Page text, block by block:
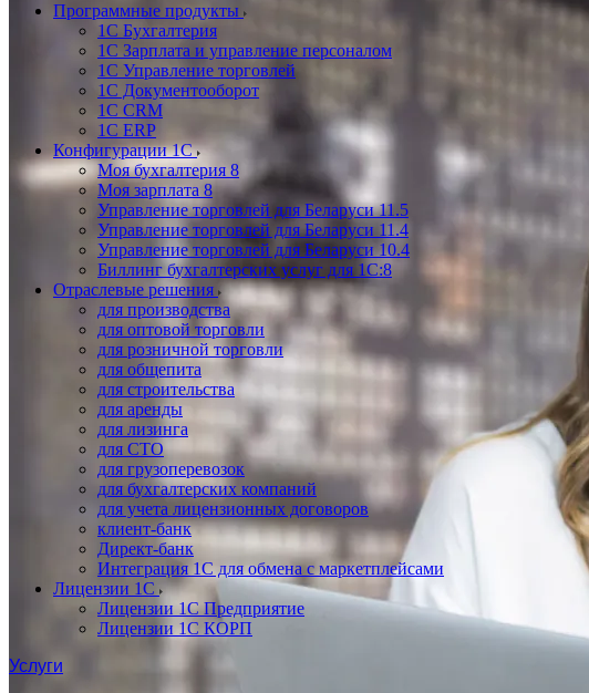
Программные продукты
1С Бухгалтерия
1С Зарплата и управление персоналом
1С Управление торговлей
1С Документооборот
1С CRM
1С ERP
Конфигурации 1С
Моя бухгалтерия 8
Моя зарплата 8
Управление торговлей для Беларуси 11.5
Управление торговлей для Беларуси 11.4
Управление торговлей для Беларуси 10.4
Биллинг бухгалтерских услуг для 1С:8
Отраслевые решения
для производства
для оптовой торговли
для розничной торговли
для общепита
для строительства
для аренды
для лизинга
для СТО
для грузоперевозок
для бухгалтерских компаний
для учета лицензионных договоров
клиент-банк
Директ-банк
Интеграция 1C для обмена с маркетплейсами
Лицензии 1С
Лицензии 1С Предприятие
Лицензии 1С КОРП
Услуги